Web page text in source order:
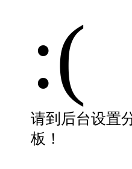
:(
请到后台设置
板！